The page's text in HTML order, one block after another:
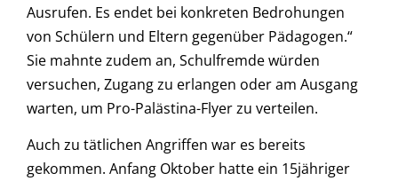
Ausrufen. Es endet bei konkreten Bedrohungen
von Schülern und Eltern gegenüber Pädagogen.“
Sie mahnte zudem an, Schulfremde würden
versuchen, Zugang zu erlangen oder am Ausgang
warten, um Pro-Palästina-Flyer zu verteilen.
Auch zu tätlichen Angriffen war es bereits
gekommen. Anfang Oktober hatte ein 15jähriger